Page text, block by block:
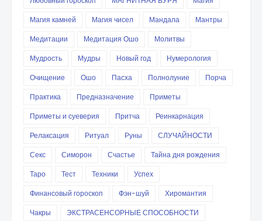
Магия камней
Магия чисел Мандала
Мантры
Медитации
Медитация Ошо
Молитвы
Мудрость
Мудры Новый год
Нумерология
Очищение
Ошо Пасха Полнолуние
Порча
Практика
Предназначение
Приметы
Приметы и суеверия
Притча
Реинкарнация
Релаксация
Ритуал Руны
СЛУЧАЙНОСТИ
Секс
Симорон Счастье
Тайна дня рождения
Таро
Тест Техники
Успех
Финансовый гороскоп
Фэн-шуй
Хиромантия
Чакры
ЭКСТРАСЕНСОРНЫЕ СПОСОБНОСТИ